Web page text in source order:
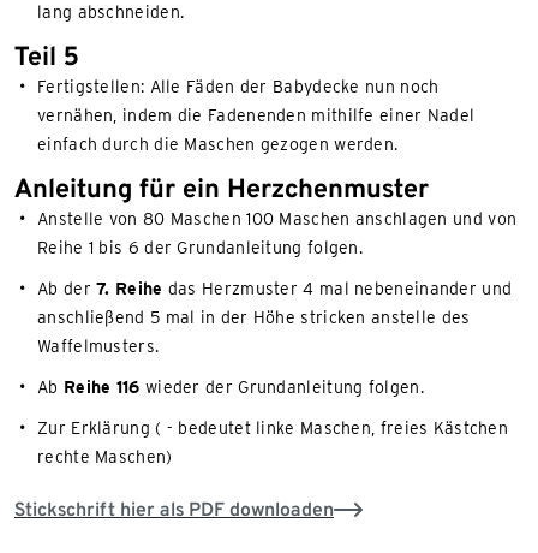
lang abschneiden.
Teil 5
Fertigstellen: Alle Fäden der Babydecke nun noch
vernähen, indem die Fadenenden mithilfe einer Nadel
einfach durch die Maschen gezogen werden.
Anleitung für ein Herzchenmuster
Anstelle von 80 Maschen 100 Maschen anschlagen und von
Reihe 1 bis 6 der Grundanleitung folgen.
Ab der7. Reihe das Herzmuster 4 mal nebeneinander und
anschließend 5 mal in der Höhe stricken anstelle des
Waffelmusters.
Ab Reihe 116 wieder der Grundanleitung folgen.
Zur Erklärung ( - bedeutet linke Maschen, freies Kästchen
rechte Maschen)
Stickschrift hier als PDF downloaden